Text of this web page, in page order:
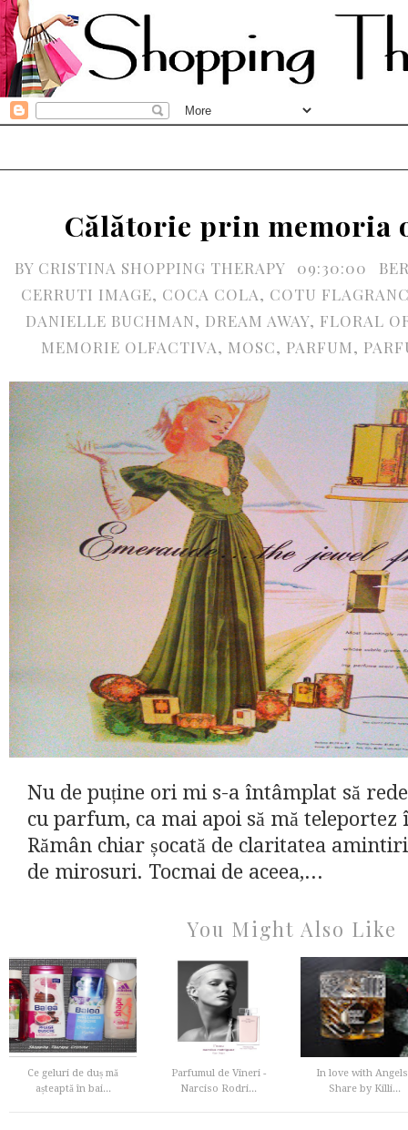
Călătorie prin memoria
BY CRISTINA SHOPPING THERAPY 09:30:00
CERRUTI IMAGE, COCA COLA, COTU
DANIELLE BUCHMAN, DREAM AWAY, FLORAL
MEMORIE OLFACTIVA, MOSC, PARFUM,
Nu de puține ori mi s-a întâmplat să
cu parfum, ca mai apoi să mă
Rămân chiar șocată de claritatea
de mirosuri. Tocmai de aceea,...
You Might Also Like
Ce geluri de duș mă
așteaptă în bai...
Parfumul de Vineri -
Narciso Rodri...
In love with
Share by Killi...